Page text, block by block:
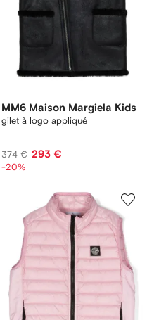
MM6 Maison Margiela Kids
gilet à logo appliqué
374 € 293 €
-20%